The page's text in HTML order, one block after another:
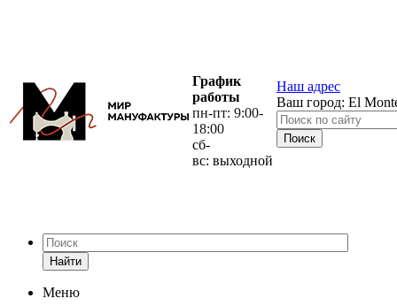
График
работы
пн-пт: 9:00-
18:00
сб-
вс: выходной
Наш адрес
Ваш город: El
Найти
Меню